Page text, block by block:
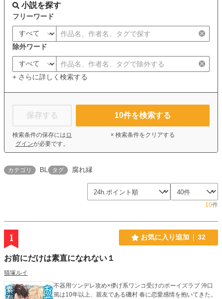
小説を探す
フリーワード
除外ワード
+ さらに詳しく検索する
保存する
検索条件の保存には ロ
グインが必要です。
10件を検索する
× 検索条件をクリアする
カテゴリ BL タグ 腐れ縁
10件
1 お気に入り追加 32
お前にだけは素直になれない１
猫塚ルイ
不器用ツンデレ攻め×儚げ系ワンコ受けのボーイズラブ 沖口
篤は10年以上、親友である磯村 春に恋愛感情を抱いてきた。